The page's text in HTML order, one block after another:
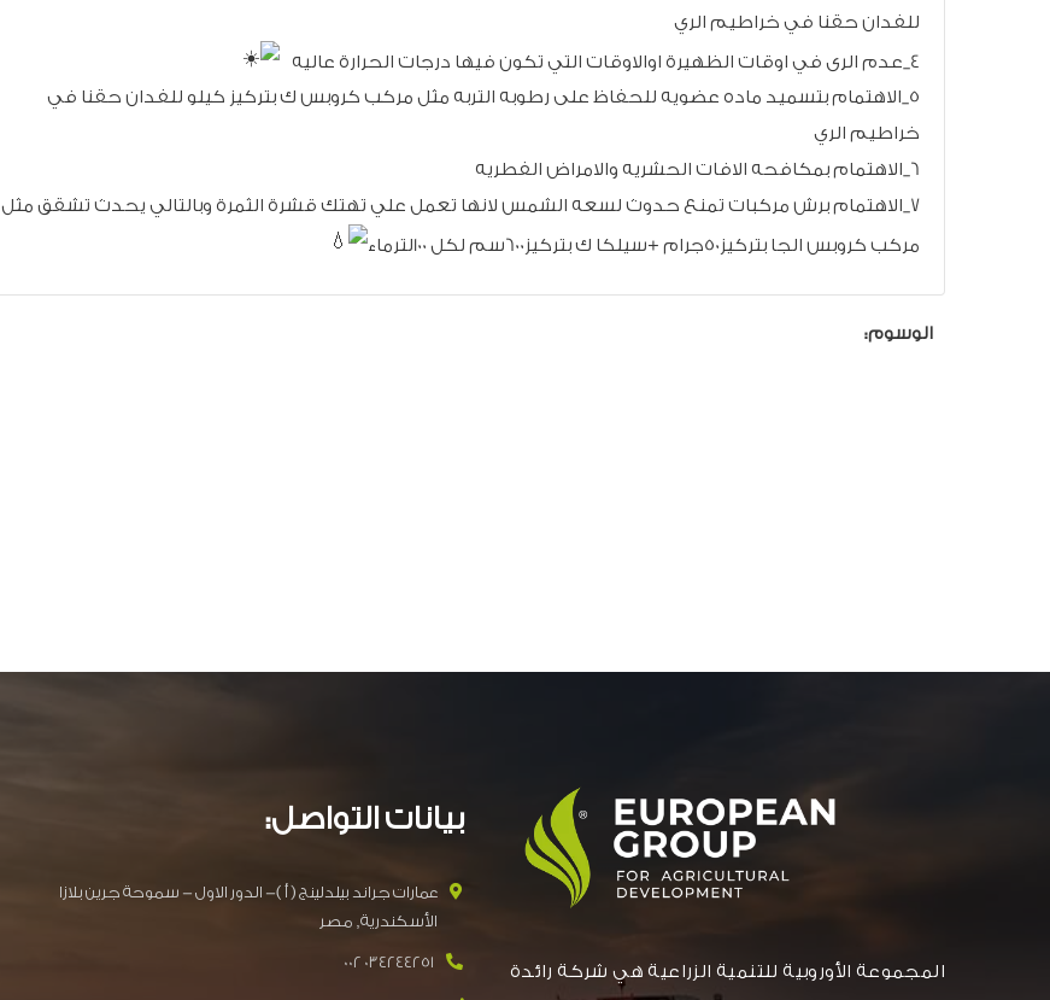
للفدان حقنا في خراطيم الري
4_عدم الرى في اوقات الظهيرة اوالاوقات التي تكون فيها درجات الحرارة عاليه
5_الاهتمام بتسميد ماده عضويه للحفاظ على رطوبه التربه مثل مركب كروبس ك بتركيز كيلو للفدان حقنا في
خراطيم الري
6_الاهتمام بمكافحه الافات الحشريه والامراض الفطريه
7_الاهتمام برش مركبات تمنع حدوث لسعه الشمس لانها تعمل علي تهتك قشرة الثمرة وبالتالي يحدث تشقق مثل
مركب كروبس الجا بتركيز50جرام +سيلكا ك بتركيز600سم لكل 100لترماء
الوسوم:
المجموعة الأوروبية للتنمية الزراعية هي شركة رائدة
بيانات التواصل:
عمارات جراند بيلدلينج ( أ )- الدور الاول - سموحة جرين بلازا
الأسكندرية, مصر
034244251 002